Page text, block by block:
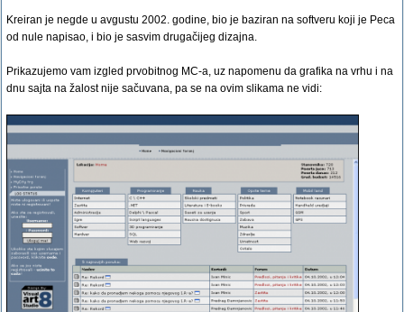
Kreiran je negde u avgustu 2002. godine, bio je baziran na softveru koji je Peca
od nule napisao, i bio je sasvim drugačijeg dizajna.
Prikazujemo vam izgled prvobitnog MC-a, uz napomenu da grafika na vrhu i na
dnu sajta na žalost nije sačuvana, pa se na ovim slikama ne vidi: